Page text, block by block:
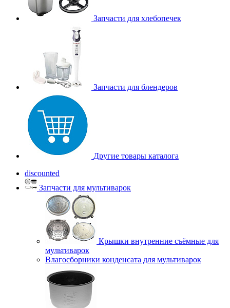
Запчасти для хлебопечек
Запчасти для блендеров
Другие товары каталога
discounted
Запчасти для мультиварок
Крышки внутренние съёмные для
мультиварок
Влагосборники конденсата для мультиварок